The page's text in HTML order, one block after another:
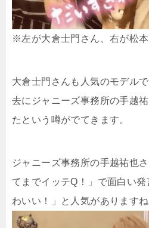
※左が大倉士門さん、右が松本
大倉士門さんも人気のモデル
去にジャニーズ事務所の手越
たという噂がでてきます。
ジャニーズ事務所の手越祐也
てまでイッテQ！」で面白い
わいい！」と人気がありますね